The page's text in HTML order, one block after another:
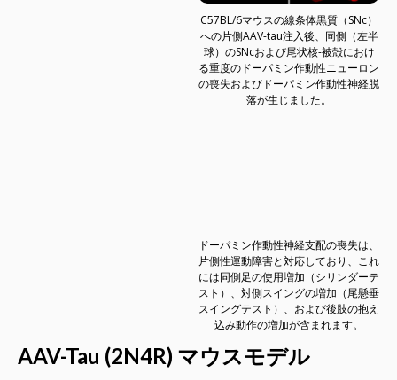
C57BL/6マウスの線条体黒質（SNc）
への片側AAV-tau注入後、同側（左半
球）のSNcおよび尾状核-被殻におけ
る重度のドーパミン作動性ニューロン
の喪失およびドーパミン作動性神経脱
落が生じました。
ドーパミン作動性神経支配の喪失は、
片側性運動障害と対応しており、これ
には同側足の使用増加（シリンダーテ
スト）、対側スイングの増加（尾懸垂
スイングテスト）、および後肢の抱え
込み動作の増加が含まれます。
AAV-Tau (2N4R) マウスモデル